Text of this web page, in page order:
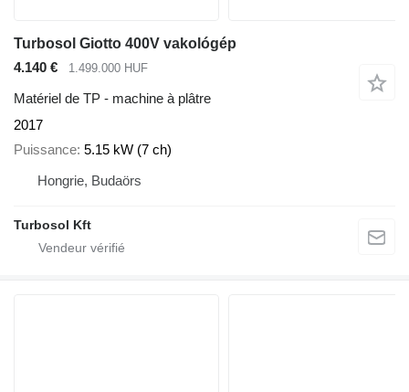
Turbosol Giotto 400V vakológép
4.140 €
1.499.000 HUF
Matériel de TP - machine à plâtre
2017
Puissance 5.15 kW (7 ch)
Hongrie, Budaörs
Turbosol Kft